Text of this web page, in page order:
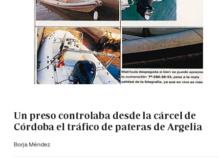
Un preso controlaba desde la cárcel de
Córdoba el tráfico de pateras de Argelia
Borja Méndez